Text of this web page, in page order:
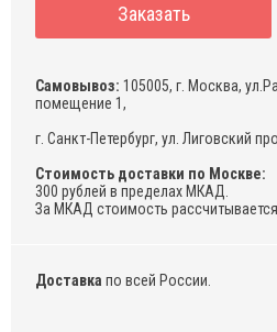
Заказать
Самовывоз: 105005, г. Москва,
помещение 1,
г. Санкт-Петербург, ул. Лиговский
Стоимость доставки по Москве:
300 рублей в пределах МКАД.
За МКАД стоимость
Доставка по всей России.